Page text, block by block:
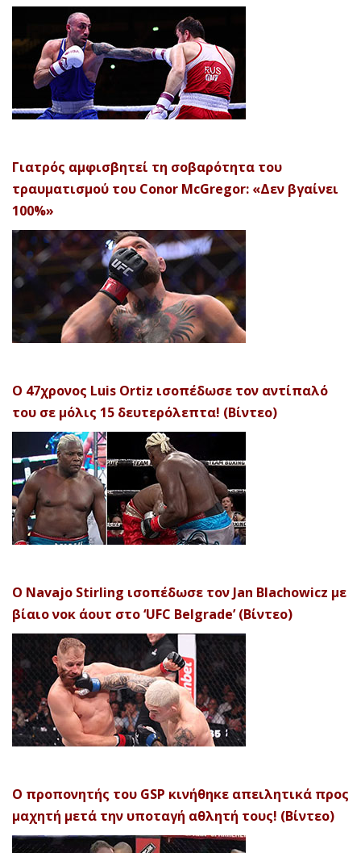
Γιατρός αμφισβητεί τη σοβαρότητα του
τραυματισμού του Conor McGregor: «Δεν βγαίνει
100%»
Ο 47χρονος Luis Ortiz ισοπέδωσε τον αντίπαλό
του σε μόλις 15 δευτερόλεπτα! (Βίντεο)
Ο Navajo Stirling ισοπέδωσε τον Jan Blachowicz με
βίαιο νοκ άουτ στο ‘UFC Belgrade’ (Βίντεο)
Ο προπονητής του GSP κινήθηκε απειλητικά προς
μαχητή μετά την υποταγή αθλητή τους! (Βίντεο)